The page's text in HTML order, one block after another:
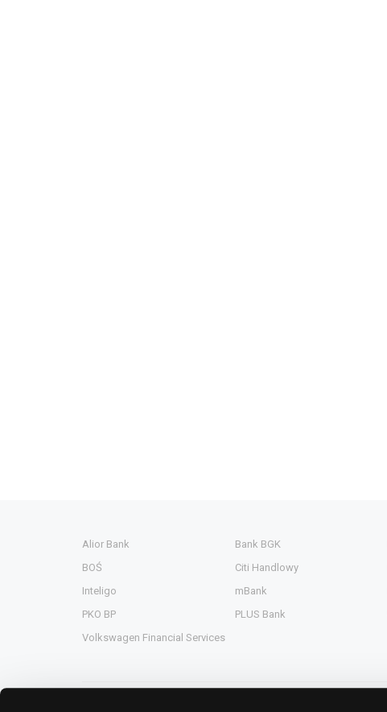
Alior Bank Bank BGK
BOŚ
Citi Handlowy
Inteligo
mBank
PKO BP
PLUS Bank
Volkswagen Financial Services